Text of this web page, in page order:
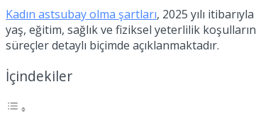
Kadın astsubay olma şartları, 2025 yılı
yaş, eğitim, sağlık ve fiziksel yeterlilik
süreçler detaylı biçimde açıklanmaktadır.
İçindekiler